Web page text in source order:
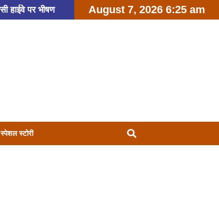
हाईवे पर भीषण
August 7, 2026 6:25 am
स्पेशल स्टोरी